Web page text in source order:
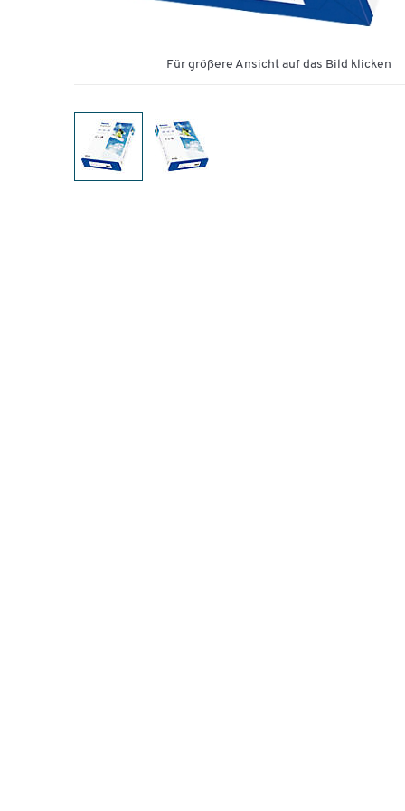
Für größere Ansicht auf das Bild klicken